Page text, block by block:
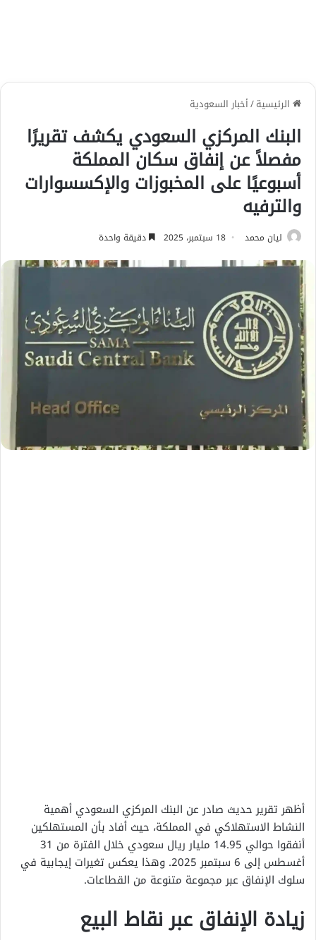
الرئيسية/أخبار السعودية
البنك المركزي السعودي يكشف تقريرًا
مفصلاً عن إنفاق سكان المملكة
أسبوعيًا على المخبوزات والإكسسوارات
والترفيه
ليان محمد 18 سبتمبر، 2025 دقيقة واحدة
أظهر تقرير حديث صادر عن البنك المركزي السعودي أهمية
النشاط الاستهلاكي في المملكة، حيث أفاد بأن المستهلكين
أنفقوا حوالي 14.95 مليار ريال سعودي خلال الفترة من 31
أغسطس إلى 6 سبتمبر 2025. وهذا يعكس تغيرات إيجابية في
سلوك الإنفاق عبر مجموعة متنوعة من القطاعات.
زيادة الإنفاق عبر نقاط البيع